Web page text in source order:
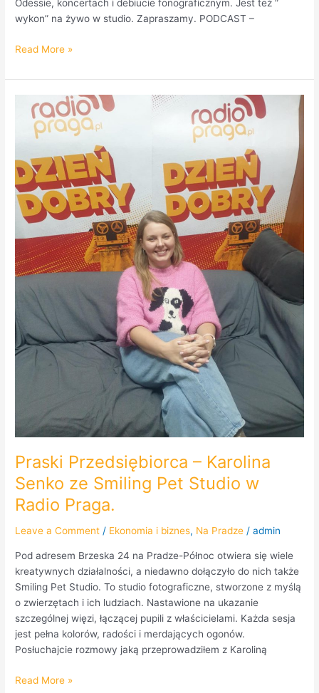
Odessie, koncertach i debiucie fonograficznym. Jest też ”
wykon” na żywo w studio. Zapraszamy. PODCAST –
Read More »
Praski Przedsiębiorca – Karolina
Senko ze Smiling Pet Studio w
Radio Praga.
Leave a Comment / Ekonomia i biznes, Na Pradze /admin
Pod adresem Brzeska 24 na Pradze-Północ otwiera się wiele
kreatywnych działalności, a niedawno dołączyło do nich także
Smiling Pet Studio. To studio fotograficzne, stworzone z myślą
o zwierzętach i ich ludziach. Nastawione na ukazanie
szczególnej więzi, łączącej pupili z właścicielami. Każda sesja
jest pełna kolorów, radości i merdających ogonów.
Posłuchajcie rozmowy jaką przeprowadziłem z Karoliną
Praski
Przedsiębiorca
Senko
ze
Smiling
Pet
Studio
w
Radio
Praga.
Read More »